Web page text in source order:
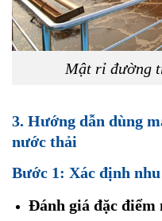
Mật rỉ đường
3. Hướng dẫn dùng
nước thải
Bước 1: Xác định
Đánh giá đặc điểm